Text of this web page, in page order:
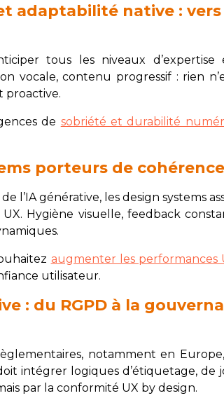
adaptabilité native :
tous les niveaux d’expertise
vocale, contenu progressif : rien
proactive.
de sobriété et durabilité
porteurs de
l’IA générative, les design systems
Hygiène visuelle, feedback
augmenter les performances
utilisateur.
: du RGPD à la
notamment en
intégrer logiques d’étiquetage, de
par la conformité UX by design.